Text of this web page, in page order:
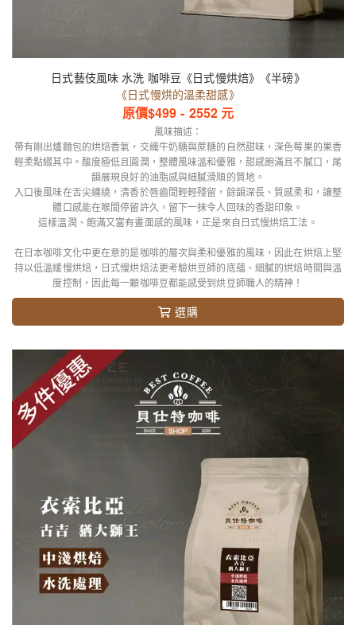
日式藝伎風味 水洗 咖啡豆《日式慢烘焙》《半磅》
《日式慢烘的溫柔甜感》
原價$499 - 2552 元
風味描述：
帶有剛出爐麵包的烘焙香氣，交織牛奶糖與蔗糖的自然甜味，深色莓果的果香
輕柔點綴其中。酸度極低且圓潤，整體風味溫和優雅，甜感飽滿且不膩口，尾
韻展現良好的油脂感與細膩滑順的質地。
入口後風味在舌尖纏繞，清香於唇齒間輕輕殘留，餘韻深長、質感柔和，讓整
體口感能在喉間停留許久，留下一抹令人回味的香甜印象。
這樣溫潤、飽滿又富有畫面感的風味，正是來自日式慢烘焙工法。
在日本咖啡文化中更在意的是咖啡的層次與柔和優雅的風味，因此在烘焙上堅
持以低溫緩慢烘焙，日式慢烘焙法更考驗烘豆師的底蘊、細膩的烘焙時間與溫
度控制，因此每一顆咖啡豆都能感受到烘豆師職人的精神！
選購